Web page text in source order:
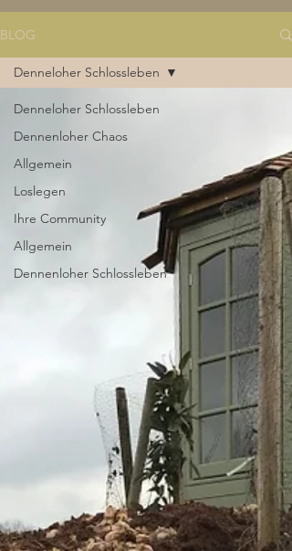
BLOG
Denneloher Schlossleben
Dennenloher Chaos
Allgemein
Loslegen
Ihre Community
Allgemein
Dennenloher Schlossleben
Denneloher Schlossleben